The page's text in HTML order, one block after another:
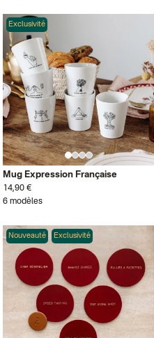
Exclusivité
Mug Expression Française
14,90 €
6 modèles
Nouveauté Exclusivité